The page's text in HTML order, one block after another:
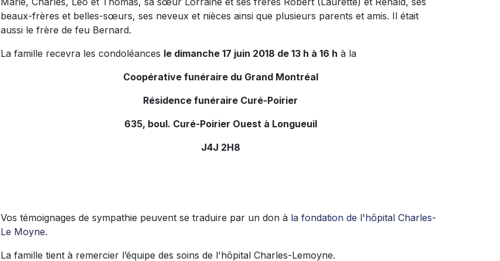
beaux-frères et belles-sœurs, ses neveux et nièces ainsi que plusieurs parents et amis. Il était
aussi le frère de feu Bernard.
La famille recevra les condoléances le dimanche 17 juin 2018 de 13 h à 16 h à la
Coopérative funéraire du Grand Montréal
Résidence funéraire Curé-Poirier
635, boul. Curé-Poirier Ouest à Longueuil
J4J 2H8
Vos témoignages de sympathie peuvent se traduire par un don à la fondation de l'hôpital Charles-
Le Moyne.
La famille tient à remercier l’équipe des soins de l'hôpital Charles-Lemoyne.